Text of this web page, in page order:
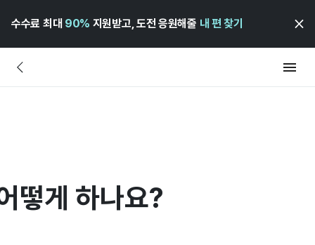
수수료 최대 90% 지원받고, 도전 응원해줄 내 편 찾기
떻게 하나요?